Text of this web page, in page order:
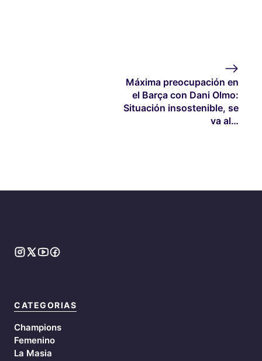
Máxima preocupación en
el Barça con Dani Olmo:
Situación insostenible, se
va al…
CATEGORIAS
Champions
Femenino
La Masia